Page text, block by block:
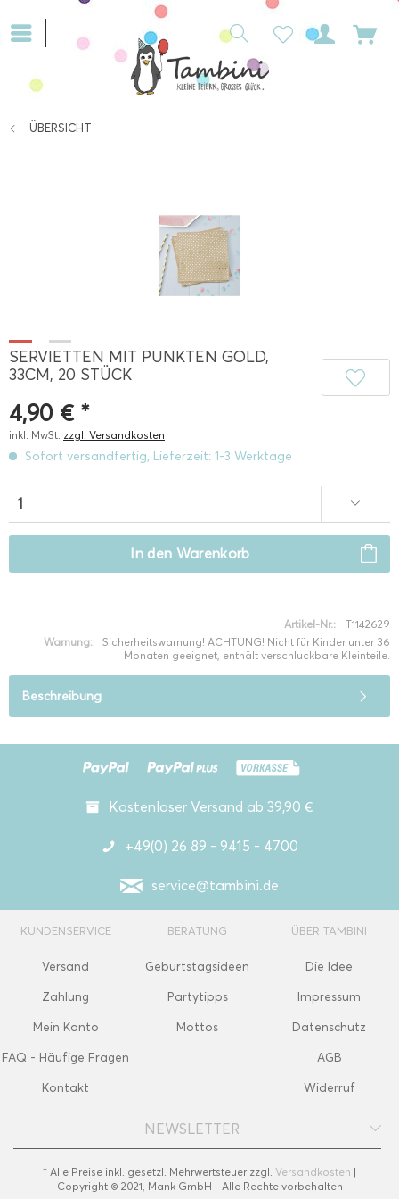
ÜBERSICHT
SERVIETTEN MIT PUNKTEN GOLD,
33CM, 20 STÜCK
4,90 € *
inkl. MwSt. zzgl. Versandkosten
Sofort versandfertig, Lieferzeit: 1-3 Werktage
In den Warenkorb
Artikel-Nr.:
T1142629
Warnung:
Sicherheitswarnung! ACHTUNG! Nicht für Kinder unter 36
Monaten geeignet, enthält verschluckbare Kleinteile.
Beschreibung
Kostenloser Versand ab 39,90 €
+49(0) 26 89 - 9415 - 4700
service@tambini.de
KUNDENSERVICE
Versand
Zahlung
Mein Konto
FAQ - Häufige Fragen
Kontakt
BERATUNG
Geburtstagsideen
Partytipps
Mottos
ÜBER TAMBINI
Die Idee
Impressum
Datenschutz
AGB
Widerruf
NEWSLETTER
* Alle Preise inkl. gesetzl. Mehrwertsteuer zzgl. Versandkosten |
Copyright © 2021, Mank GmbH - Alle Rechte vorbehalten